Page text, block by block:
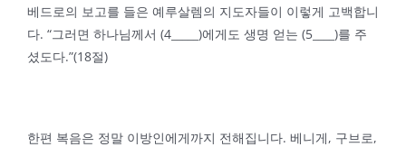
베드로의 보고를 들은 예루살렘의 지도자들이 이렇게 고백합니
다. “그러면 하나님께서 (4_____)에게도 생명 얻는 (5____)를 주
셨도다.”(18절)
한편 복음은 정말 이방인에게까지 전해집니다. 베니게, 구브로,